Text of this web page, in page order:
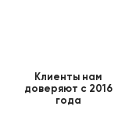
Клиенты нам
доверяют с 2016
года